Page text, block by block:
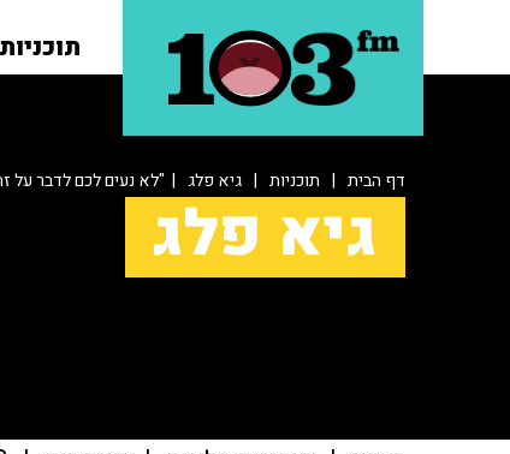
תוכניות
דף הבית | תוכניות | גיא פלג | "לא נעים לכם לדבר על
גיא פלג